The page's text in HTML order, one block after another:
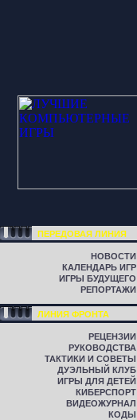
ПЕРЕДОВАЯ ЛИНИЯ
НОВОСТИ
КАЛЕНДАРЬ ИГР
ИГРЫ БУДУЩЕГО
РЕПОРТАЖИ
ЛИНИЯ ФРОНТА
РЕЦЕНЗИИ
РУКОВОДСТВА
ТАКТИКИ И СОВЕТЫ
ДУЭЛЬНЫЙ КЛУБ
ИГРЫ ДЛЯ ДЕТЕЙ
КИБЕРСПОРТ
ВИДЕОЖУРНАЛ
КОДЫ